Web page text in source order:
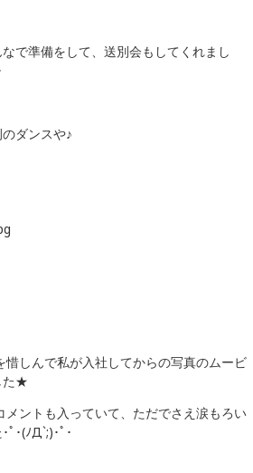
で準備をして、送別会もしてくれまし
ダンスや♪
惜しんで私が入社してからの写真のムービ
た★
メントも入っていて、ただでさえ涙もろい
ﾟ･(ﾉД`;)･ﾟ･